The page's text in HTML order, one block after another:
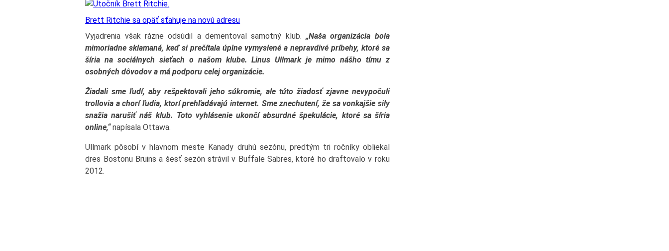
Brett Ritchie sa opäť sťahuje na novú adresu
Vyjadrenia však rázne odsúdil a dementoval samotný klub.„Naša organizácia bola
mimoriadne sklamaná, keď si prečítala úplne vymyslené a nepravdivé príbehy, ktoré sa
šíria na sociálnych sieťach o našom klube. Linus Ullmark je mimo nášho tímu z
osobných dôvodov a má podporu celej organizácie.
Žiadali sme ľudí, aby rešpektovali jeho súkromie, ale túto žiadosť zjavne nevypočuli
trollovia a chorí ľudia, ktorí prehľadávajú internet. Sme znechutení, že sa vonkajšie sily
snažia narušiť náš klub. Toto vyhlásenie ukončí absurdné špekulácie, ktoré sa šíria
online,“napísala Ottawa.
Ullmark pôsobí v hlavnom meste Kanady druhú sezónu, predtým tri ročníky obliekal
dres Bostonu Bruins a šesť sezón strávil v Buffale Sabres, ktoré ho draftovalo v roku
2012.